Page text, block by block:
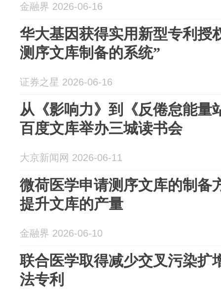
金融界 2026-06-16
华大基因获得实用新型专利授
测序文库制备的系统”
证券之星 2026-06-16
从《影响力》到《反倦怠能量
百度文库举办三城读书会
大京新闻网 2026-06-11
微荷医学申请测序文库的制备
提升文库的产量
金融界 2026-06-10
联合医学取得减少交叉污染扩
法专利